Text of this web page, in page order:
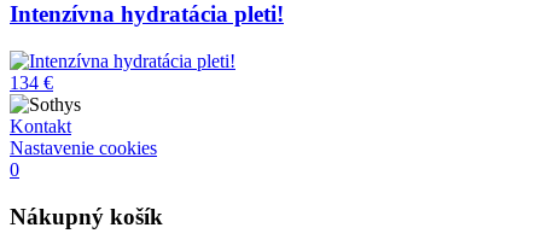
Intenzívna hydratácia pleti!
134 €
Kontakt
Nastavenie cookies
0
Nákupný košík